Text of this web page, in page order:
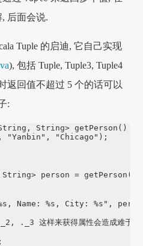
后面会说.
Tuple 的启迪, 它自己实现
), 包括 Tuple, Tuple3, Tuple4
返回值不超过 5 个的话可以
:
String> getPerson() {
"Yanbin", "Chicago");
person = getPerson();
Name: %s, City: %s",
._3 这样来获得属性会造成难于理